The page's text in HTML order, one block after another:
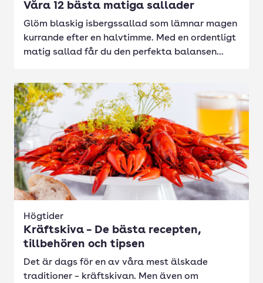
Våra 12 bästa matiga sallader
Glöm blaskig isbergssallad som lämnar magen
kurrande efter en halvtimme. Med en ordentligt
matig sallad får du den perfekta balansen...
Högtider
Kräftskiva – De bästa recepten,
tillbehören och tipsen
Det är dags för en av våra mest älskade
traditioner – kräftskivan. Men även om